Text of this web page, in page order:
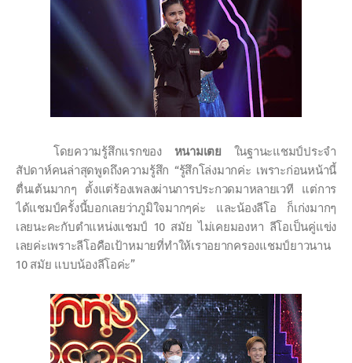
โดยความรู้สึกแรกของ หนามเตย ในฐานะแชมป์ประจำ
สัปดาห์คนล่าสุดพูดถึงความรู้สึก “รู้สึกโล่งมากค่ะ เพราะก่อนหน้านี้
ตื่นเต้นมากๆ ตั้งแต่ร้องเพลงผ่านการประกวดมาหลายเวที แต่การ
ได้แชมป์ครั้งนี้บอกเลยว่าภูมิใจมากๆค่ะ และน้องลีโอ ก็เก่งมากๆ
เลยนะคะกับตำแหน่งแชมป์ 10 สมัย ไม่เคยมองหา ลีโอเป็นคู่แข่ง
เลยค่ะเพราะลีโอคือเป้าหมายที่ทำให้เราอยากครองแชมป์ยาวนาน
10 สมัย แบบน้องลีโอค่ะ”